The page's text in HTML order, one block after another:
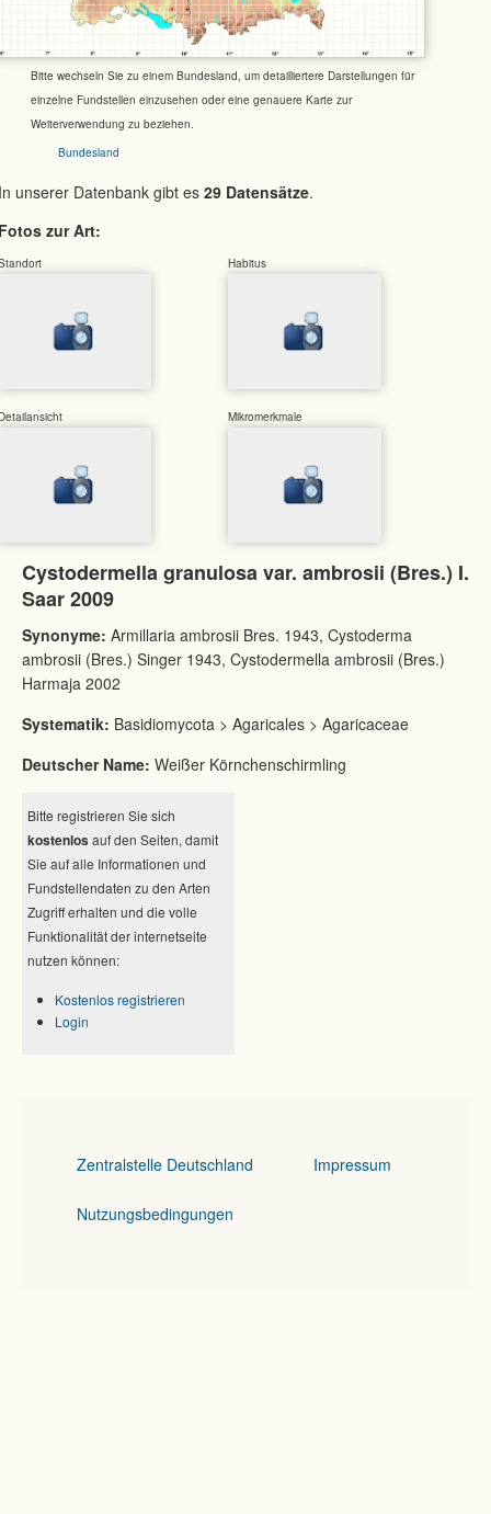
Bitte wechseln Sie zu einem Bundesland, um detailliertere Darstellungen für
einzelne Fundstellen einzusehen oder eine genauere Karte zur
Weiterverwendung zu beziehen.
Bundesland
unserer Datenbank gibt es 29 Datensätze.
zur Art:
Habitus
Mikromerkmale
Cystodermella granulosa var. ambrosii (Bres.) I.
Saar 2009
Synonyme: Armillaria ambrosii Bres. 1943, Cystoderma
ambrosii (Bres.) Singer 1943, Cystodermella ambrosii (Bres.)
Harmaja 2002
Systematik: Basidiomycota > Agaricales > Agaricaceae
Deutscher Name: Weißer Körnchenschirmling
Bitte registrieren Sie sich
kostenlos auf den Seiten, damit
Sie auf alle Informationen und
Fundstellendaten zu den Arten
Zugriff erhalten und die volle
Funktionalität der internetseite
nutzen können:
Kostenlos registrieren
Login
Zentralstelle Deutschland Impressum
Nutzungsbedingungen